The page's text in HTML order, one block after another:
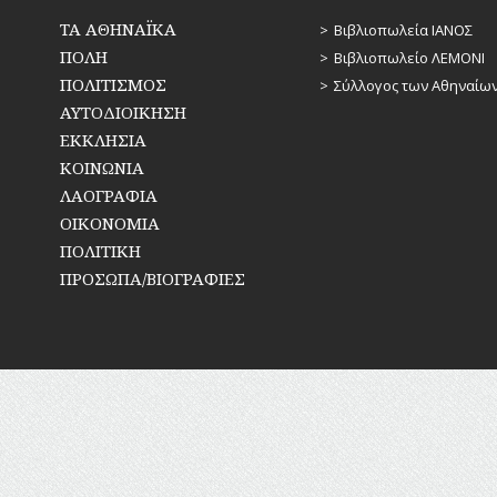
ΤΑ ΑΘΗΝΑΪΚΑ
ΠΟΛΗ
ΠΟΛΙΤΙΣΜΟΣ
ΑΥΤΟΔΙΟΙΚΗΣΗ
ΕΚΚΛΗΣΙΑ
ΚΟΙΝΩΝΙΑ
ΛΑΟΓΡΑΦΙΑ
ΟΙΚΟΝΟΜΙΑ
ΠΟΛΙΤΙΚΗ
ΠΡΟΣΩΠΑ/ΒΙΟΓΡΑΦΙΕΣ
Βιβλιοπωλεία ΙΑΝΟΣ
Βιβλιοπωλείο ΛΕΜΟΝΙ
Σύλλογος των